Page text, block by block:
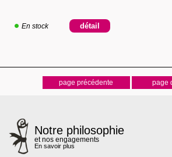
En stock
Notre philosophie
et nos engagements
En savoir plus